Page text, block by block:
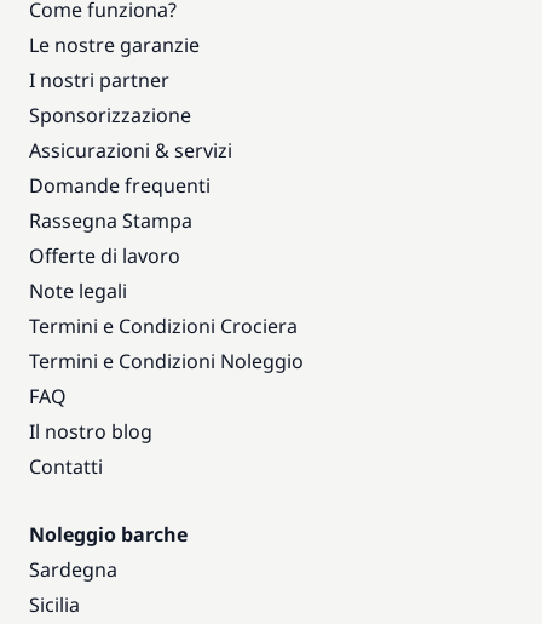
Come funziona?
Le nostre garanzie
I nostri partner
Sponsorizzazione
Assicurazioni & servizi
Domande frequenti
Rassegna Stampa
Offerte di lavoro
Note legali
Termini e Condizioni Crociera
Termini e Condizioni Noleggio
FAQ
Il nostro blog
Contatti
Noleggio barche
Sardegna
Sicilia